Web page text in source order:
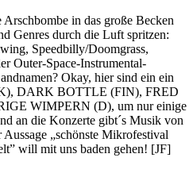
in das große Becken
Genres durch die Luft spritzen:
Speedbilly/Doomgrass,
Outer-Space-Instrumental-
Okay, hier sind ein ein
DARK BOTTLE (FIN), FRED
WIMPERN (D), um nur einige
an die Konzerte gibt´s Musik von
„schönste Mikrofestival
will mit uns baden gehen! [JF]